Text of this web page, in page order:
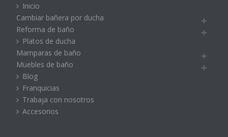
Inicio
Cambiar bañera por ducha
Reforma de baño
Platos de ducha
Mamparas de baño
Muebles de baño
Blog
Franquicias
Trabaja con nosotros
Accesorios